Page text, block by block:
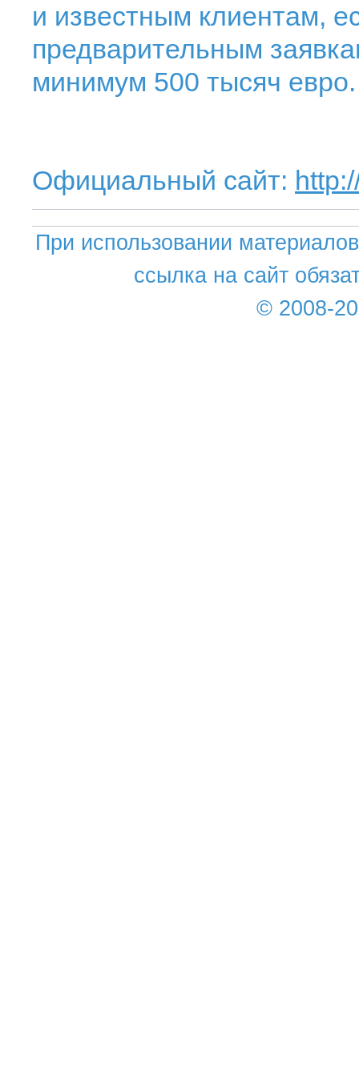
и известным клиентам,
предварительным
минимум 500 тысяч евро.
Официальный сайт:
При использовании
ссылка на сайт
© 2008-